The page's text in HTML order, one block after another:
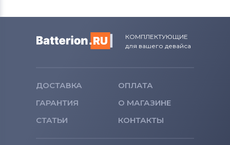
КОМПЛЕКТУЮЩИЕ
для вашего девайса
ДОСТАВКА
ОПЛАТА
ГАРАНТИЯ
О МАГАЗИНЕ
СТАТЬИ
КОНТАКТЫ